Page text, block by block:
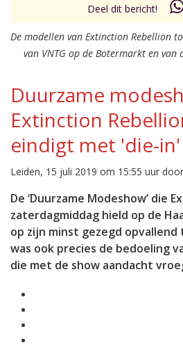
Deel dit bericht!
De modellen van Extinction Rebellion
van VNTG op de Botermarkt en van
Duurzame
Extinction
eindigt met 'die-in'
Leiden, 15 juli 2019 om 15:55 uur
De ‘Duurzame Modeshow’ die
zaterdagmiddag hield op de
op zijn minst gezegd opvallend
was ook precies de bedoeling
die met de show aandacht